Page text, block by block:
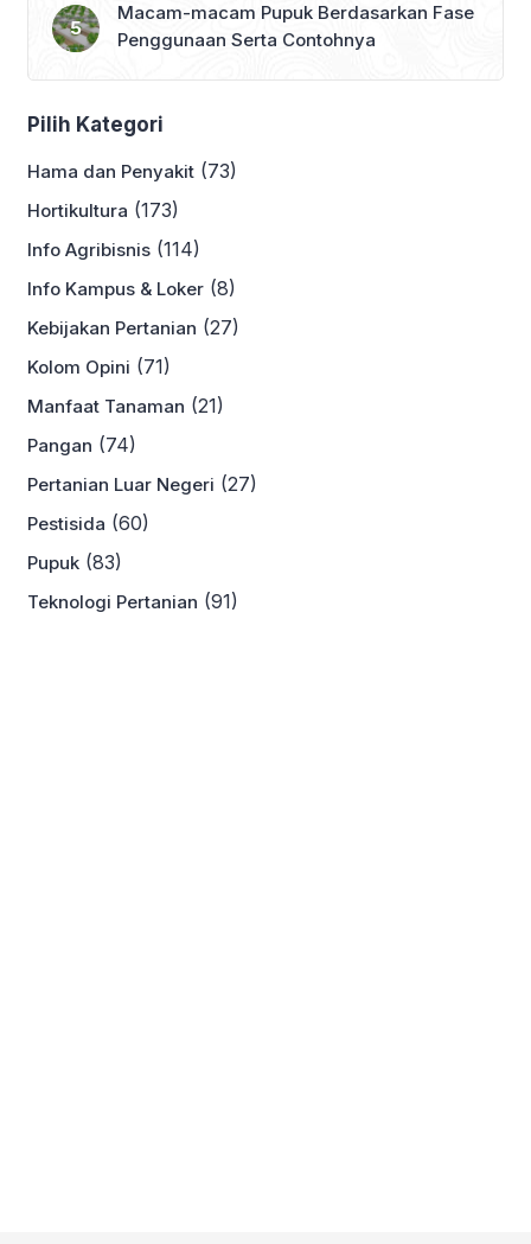
Macam-macam Pupuk Berdasarkan Fase
Penggunaan Serta Contohnya
Pilih Kategori
Hama dan Penyakit (73)
Hortikultura (173)
Info Agribisnis (114)
Info Kampus & Loker (8)
Kebijakan Pertanian (27)
Kolom Opini (71)
Manfaat Tanaman (21)
Pangan (74)
Pertanian Luar Negeri (27)
Pestisida (60)
Pupuk (83)
Teknologi Pertanian (91)